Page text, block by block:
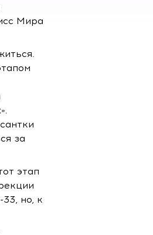
Мира
за
этап
но, к